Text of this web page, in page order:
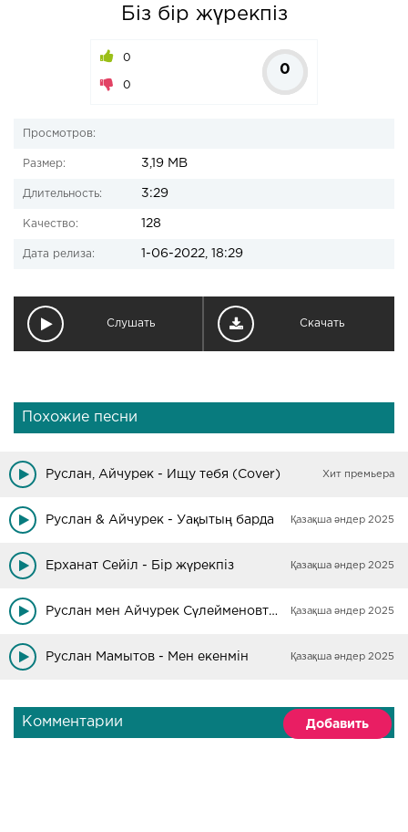
Біз бір жүрекпіз
0
0
0
Просмотров:
Размер: 3,19 MB
Длительность: 3:29
Качество: 128
Дата релиза: 1-06-2022, 18:29
Слушать Скачать
Похожие песни
Руслан, Айчурек - Ищу тебя (Cover) Хит премьера
Руслан & Айчурек - Уақытың барда Қазақша әндер 2025
Ерханат Сейіл - Бір жүрекпіз Қазақша әндер 2025
Руслан мен Айчурек Сүлейменовтер - Мен сені баладым Қазақша әндер 2025
Руслан Мамытов - Мен екенмін Қазақша әндер 2025
Комментарии Добавить